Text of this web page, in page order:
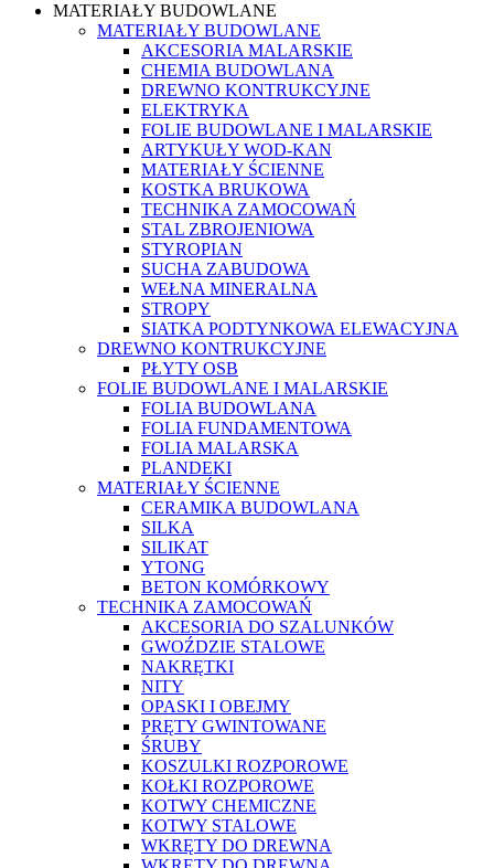
MATERIAŁY BUDOWLANE
MATERIAŁY BUDOWLANE
AKCESORIA MALARSKIE
CHEMIA BUDOWLANA
DREWNO KONTRUKCYJNE
ELEKTRYKA
FOLIE BUDOWLANE I MALARSKIE
ARTYKUŁY WOD-KAN
MATERIAŁY ŚCIENNE
KOSTKA BRUKOWA
TECHNIKA ZAMOCOWAŃ
STAL ZBROJENIOWA
STYROPIAN
SUCHA ZABUDOWA
WEŁNA MINERALNA
STROPY
SIATKA PODTYNKOWA ELEWACYJNA
DREWNO KONTRUKCYJNE
PŁYTY OSB
FOLIE BUDOWLANE I MALARSKIE
FOLIA BUDOWLANA
FOLIA FUNDAMENTOWA
FOLIA MALARSKA
PLANDEKI
MATERIAŁY ŚCIENNE
CERAMIKA BUDOWLANA
SILKA
SILIKAT
YTONG
BETON KOMÓRKOWY
TECHNIKA ZAMOCOWAŃ
AKCESORIA DO SZALUNKÓW
GWOŹDZIE STALOWE
NAKRĘTKI
NITY
OPASKI I OBEJMY
PRĘTY GWINTOWANE
ŚRUBY
KOSZULKI ROZPOROWE
KOŁKI ROZPOROWE
KOTWY CHEMICZNE
KOTWY STALOWE
WKRĘTY DO DREWNA